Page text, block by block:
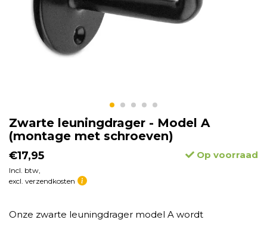
Zwarte leuningdrager - Model A
(montage met schroeven)
€17,95
Incl. btw,
excl. verzendkosten
Op voorraad
Onze zwarte leuningdrager model A wordt